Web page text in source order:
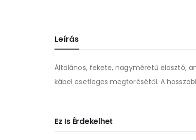
Leírás
Általános, fekete, nagyméretű elosztó,
kábel esetleges megtörésétől. A
Ez Is Érdekelhet